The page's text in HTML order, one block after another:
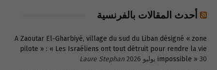
أحدث المقالات بالفرنسية
A Zaoutar El-Gharbiyé, village du sud du Liban désigné « zone
pilote » : « Les Israéliens ont tout détruit pour rendre la vie
impossible » 30 يوليو 2026
Laure Stephan